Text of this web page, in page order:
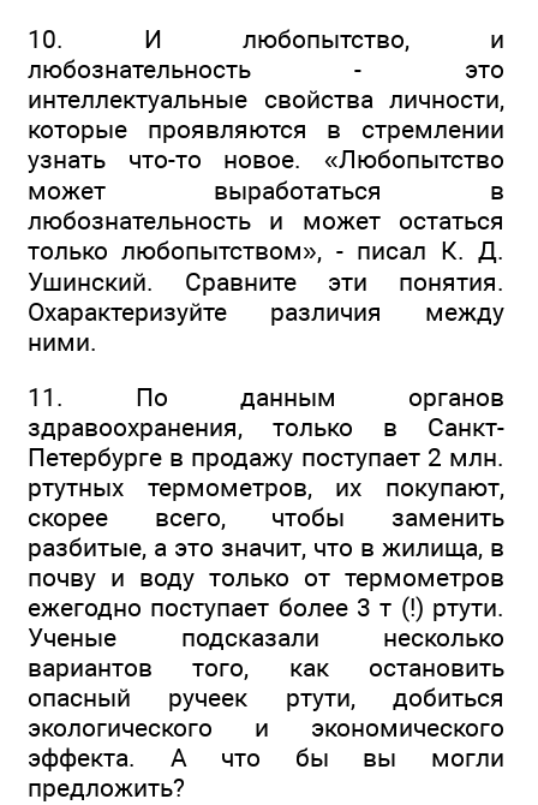
10. И любопытство, и
любознательность - это
интеллектуальные свойства личности,
которые проявляются в стремлении
узнать что-то новое. «Любопытство
может выработаться в
любознательность и может остаться
только любопытством», - писал К. Д.
Ушинский. Сравните эти понятия.
Охарактеризуйте различия между
ними.
11. По данным органов
здравоохранения, только в Санкт-
Петербурге в продажу поступает 2 млн.
ртутных термометров, их покупают,
скорее всего, чтобы заменить
разбитые, а это значит, что в жилища, в
почву и воду только от термометров
ежегодно поступает более 3 т (!) ртути.
Ученые подсказали несколько
вариантов того, как остановить
опасный ручеек ртути, добиться
экологического и экономического
эффекта. А что бы вы могли
предложить?